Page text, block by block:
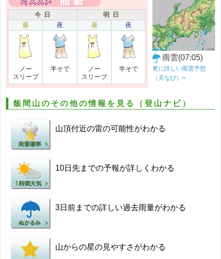
今 日
明 日
昼
夜 昼 夜
ノー
スリーブ
半そで
ノー
スリーブ
半そで
雨雲(07:05)
更に詳しい雨雲予想
（天なび）>
飯間山のその他の情報を見る（登山ナビ）
山頂付近の雷の可能性がわかる
10日先までの予報が詳しくわかる
3日前までの詳しい過去雨量がわかる
山からの星の見やすさがわかる